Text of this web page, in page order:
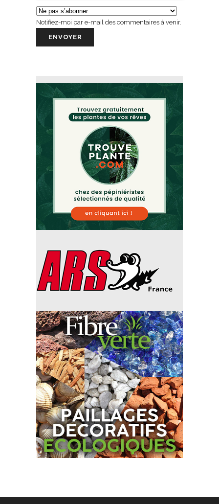
Notifiez-moi par e-mail des commentaires à venir.